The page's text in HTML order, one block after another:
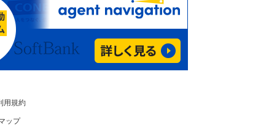
用規約
ップ